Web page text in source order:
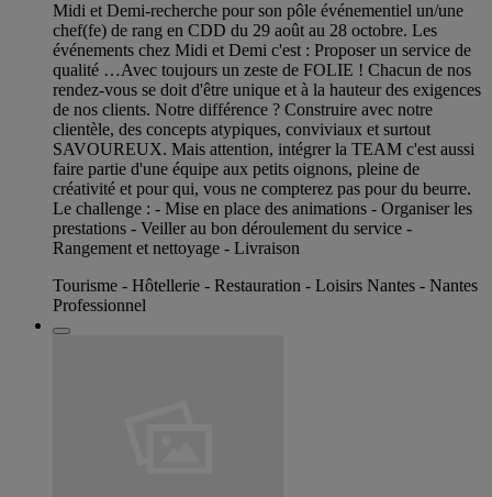
Midi et Demi-recherche pour son pôle événementiel un/une
chef(fe) de rang en CDD du 29 août au 28 octobre. Les
événements chez Midi et Demi c'est : Proposer un service de
qualité …Avec toujours un zeste de FOLIE ! Chacun de nos
rendez-vous se doit d'être unique et à la hauteur des exigences
de nos clients. Notre différence ? Construire avec notre
clientèle, des concepts atypiques, conviviaux et surtout
SAVOUREUX. Mais attention, intégrer la TEAM c'est aussi
faire partie d'une équipe aux petits oignons, pleine de
créativité et pour qui, vous ne compterez pas pour du beurre.
Le challenge : - Mise en place des animations - Organiser les
prestations - Veiller au bon déroulement du service -
Rangement et nettoyage - Livraison
Tourisme - Hôtellerie - Restauration - Loisirs Nantes - Nantes
Professionnel